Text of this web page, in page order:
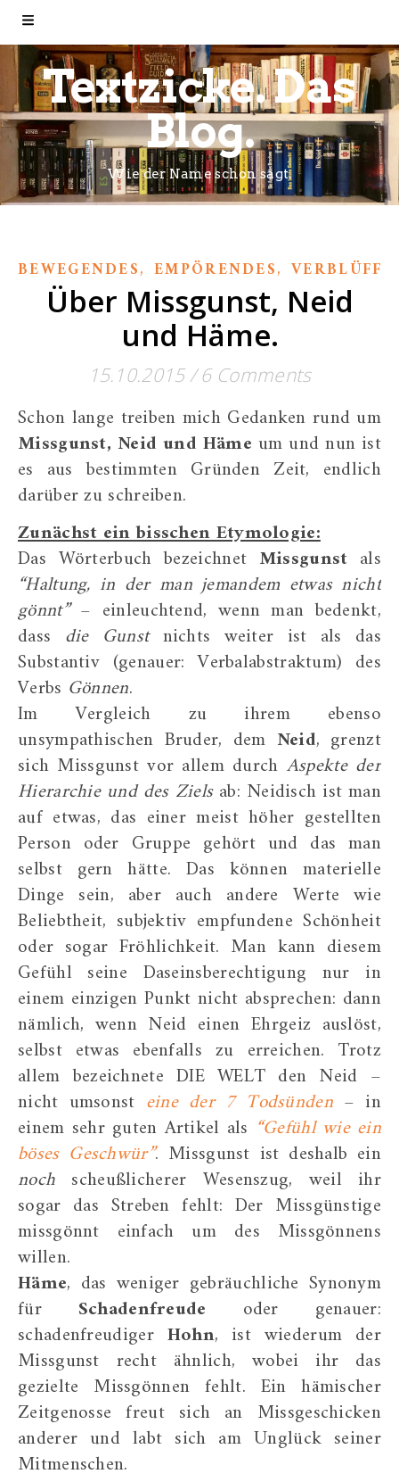
Textzicke. Das
Blog.
Wie der Name schon sagt.
BEWEGENDES, EMPÖRENDES,
Über Missgunst, Neid
und Häme.
15.10.2015/ 6 Comments
Schon lange treiben mich Gedanken rund um
Missgunst, Neidund Häme um und nun ist
es aus bestimmten Gründen Zeit, endlich
darüber zu schreiben.
Zunächst ein bisschen Etymologie:
Das Wörterbuch bezeichnet Missgunst als
“Haltung, in der man jemandem etwas nicht
gönnt”– einleuchtend, wenn man bedenkt,
dass die Gunst nichts weiter ist als das
Substantiv (genauer: Verbalabstraktum) des
Verbs Gönnen.
Im Vergleich zu ihrem ebenso
unsympathischen Bruder, dem Neid, grenzt
sich Missgunst vor allem durch Aspekte der
Hierarchie und des Zielsab: Neidisch ist man
auf etwas, das einer meist höher gestellten
Person oder Gruppe gehört und das man
selbst gern hätte. Das können materielle
Dinge sein, aber auch andere Werte wie
Beliebtheit, subjektiv empfundene Schönheit
oder sogar Fröhlichkeit. Man kann diesem
Gefühl seine Daseinsberechtigung nur in
einem einzigen Punkt nicht absprechen: dann
nämlich, wenn Neid einen Ehrgeiz auslöst,
selbst etwas ebenfalls zu erreichen. Trotz
allem bezeichnete DIE WELT den Neid –
nicht umsonst eine der 7 Todsünden – in
einem sehr guten Artikel als “Gefühl wie ein
böses Geschwür”. Missgunst ist deshalb ein
noch scheußlicherer Wesenszug, weil ihr
sogar das Streben fehlt: Der Missgünstige
missgönnt einfach um des Missgönnens
willen.
Häme, das weniger gebräuchliche Synonym
für Schadenfreude oder genauer:
schadenfreudiger Hohn, ist wiederum der
Missgunst recht ähnlich, wobei ihr das
gezielte Missgönnen fehlt. Ein hämischer
Zeitgenosse freut sich an Missgeschicken
anderer und labt sich am Unglück seiner
Mitmenschen.